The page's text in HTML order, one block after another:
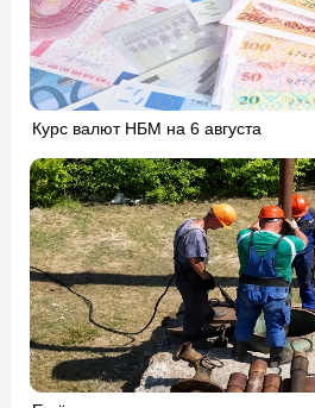
Курс валют НБМ на 6 августа